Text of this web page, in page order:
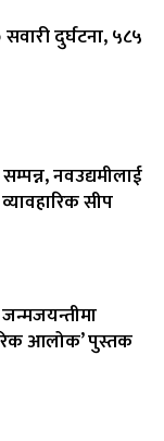
दुर्घटना, ५८५
नवउद्यमीलाई
सीप
आलोक’ पुस्तक